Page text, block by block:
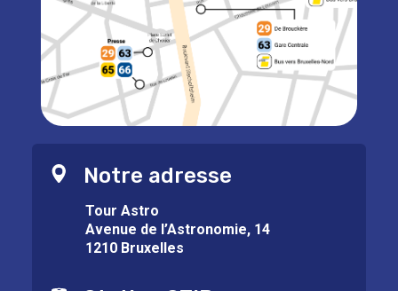
Notre adresse
Tour Astro
Avenue de l’Astronomie, 14
1210 Bruxelles